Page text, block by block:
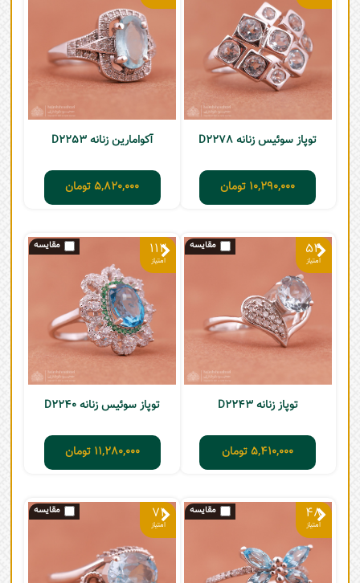
توپاز سوئیس زنانه D2278
10,290,000 تومان
آکوامارین زنانه D2253
5,820,000تومان
54
توپاز زنانه D2243
5,410,000تومان
112
توپاز سوئیس زنانه D2240
11,280,000 تومان
48
71